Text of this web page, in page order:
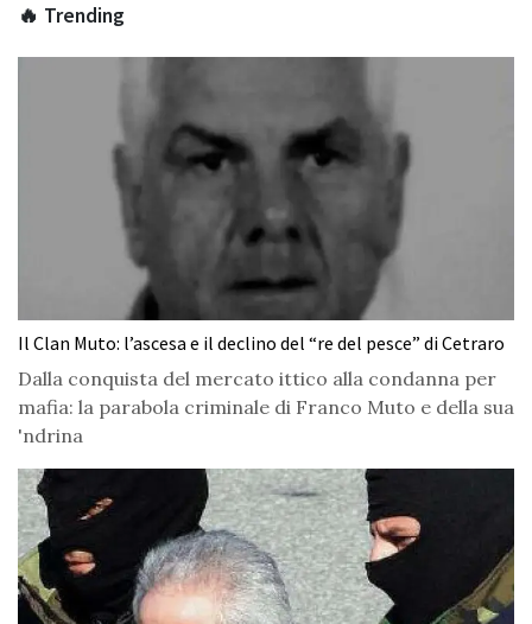
🔥 Trending
Il Clan Muto: l’ascesa e il declino del “re del pesce” di Cetraro
Dalla conquista del mercato ittico alla condanna per
mafia: la parabola criminale di Franco Muto e della sua
'ndrina